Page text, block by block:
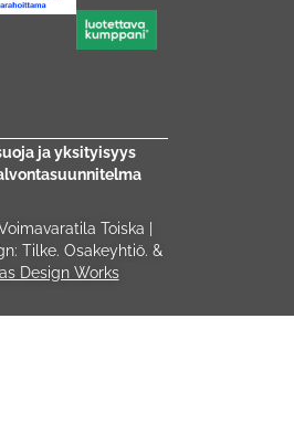
ja yksityisyys
Toiska |
Tilke. Osakeyhtiö. &
Design Works